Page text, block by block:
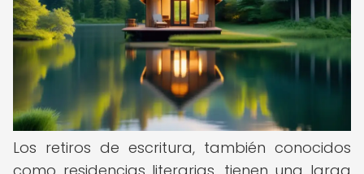
Los retiros de escritura, también conocidos